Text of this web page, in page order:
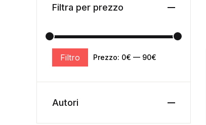
Filtra per prezzo
Filtro Prezzo: 0€ — 90€
Autori